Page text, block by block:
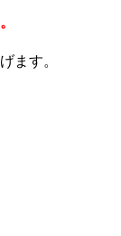
ます。